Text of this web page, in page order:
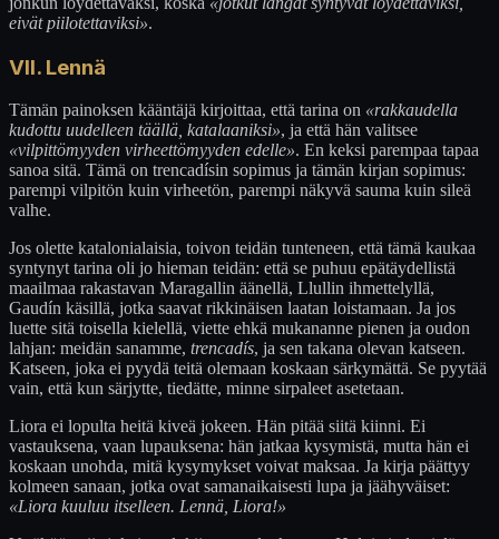
eivät piilotettaviksi».
VII. Lennä
Tämän painoksen kääntäjä kirjoittaa, että tarina on «rakkaudella
kudottu uudelleen täällä, katalaaniksi», ja että hän valitsee
«vilpittömyyden virheettömyyden edelle». En keksi parempaa tapaa
sanoa sitä. Tämä on trencadísin sopimus ja tämän kirjan sopimus:
parempi vilpitön kuin virheetön, parempi näkyvä sauma kuin sileä
valhe.
Jos olette katalonialaisia, toivon teidän tunteneen, että tämä kaukaa
syntynyt tarina oli jo hieman teidän: että se puhuu epätäydellistä
maailmaa rakastavan Maragallin äänellä, Llullin ihmettelyllä,
Gaudín käsillä, jotka saavat rikkinäisen laatan loistamaan. Ja jos
luette sitä toisella kielellä, viette ehkä mukananne pienen ja oudon
lahjan: meidän sanamme, trencadís, ja sen takana olevan katseen.
Katseen, joka ei pyydä teitä olemaan koskaan särkymättä. Se pyytää
vain, että kun särjytte, tiedätte, minne sirpaleet asetetaan.
Liora ei lopulta heitä kiveä jokeen. Hän pitää siitä kiinni. Ei
vastauksena, vaan lupauksena: hän jatkaa kysymistä, mutta hän ei
koskaan unohda, mitä kysymykset voivat maksaa. Ja kirja päättyy
kolmeen sanaan, jotka ovat samanaikaisesti lupa ja jäähyväiset:
«Liora kuuluu itselleen. Lennä, Liora!»